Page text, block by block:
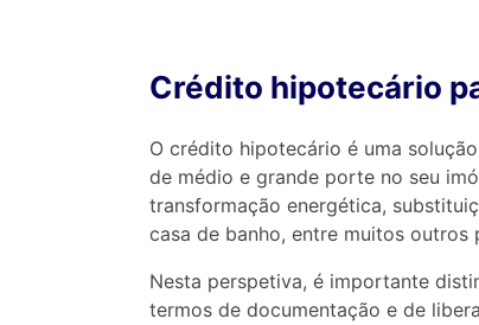
Crédito hipotecário
O crédito hipotecário é uma
de médio e grande porte no seu
transformação energética,
casa de banho, entre muitos outros
Nesta perspetiva, é importante
termos de documentação e de